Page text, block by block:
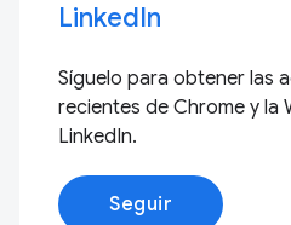
LinkedIn
Síguelo para obtener las
recientes de Chrome y la
LinkedIn.
Seguir